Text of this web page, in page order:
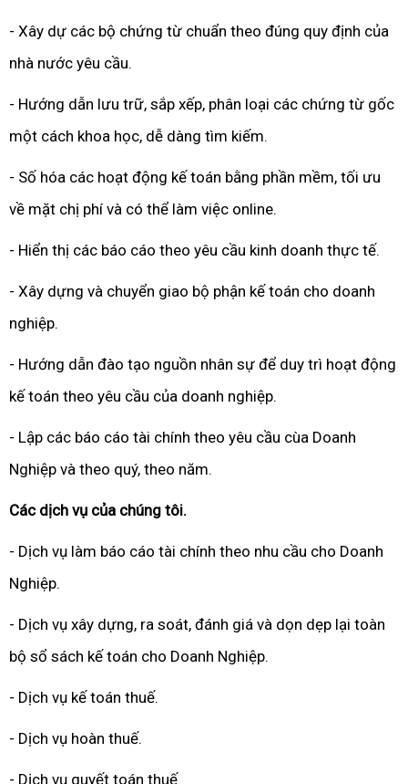
- Xây dự các bộ chứng từ chuẩn theo đúng quy định của
nhà nước yêu cầu.
- Hướng dẫn lưu trữ, sắp xếp, phân loại các chứng từ gốc
một cách khoa học, dễ dàng tìm kiếm.
- Số hóa các hoạt động kế toán bằng phần mềm, tối ưu
về mặt chị phí và có thể làm việc online.
- Hiển thị các báo cáo theo yêu cầu kinh doanh thực tế.
- Xây dựng và chuyển giao bộ phận kế toán cho doanh
nghiệp.
- Hướng dẫn đào tạo nguồn nhân sự để duy trì hoạt động
kế toán theo yêu cầu của doanh nghiệp.
- Lập các báo cáo tài chính theo yêu cầu cùa Doanh
Nghiệp và theo quý, theo năm.
Các dịch vụ của chúng tôi.
- Dịch vụ làm báo cáo tài chính theo nhu cầu cho Doanh
Nghiệp.
- Dịch vụ xây dựng, ra soát, đánh giá và dọn dẹp lại toàn
bộ sổ sách kế toán cho Doanh Nghiệp.
- Dịch vụ kế toán thuế.
- Dịch vụ hoàn thuế.
- Dịch vụ quyết toán thuế.